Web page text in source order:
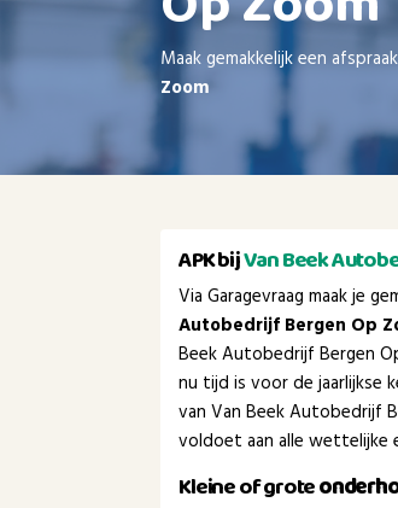
Maak gemakkelijk een
Zoom
APK bijVan Beek
Via Garagevraag maak je
Autobedrijf Bergen Op
Beek Autobedrijf Bergen
nu tijd is voor de jaarlijkse
van Van Beek Autobedrijf
voldoet aan alle wettelijke
Kleine of grote